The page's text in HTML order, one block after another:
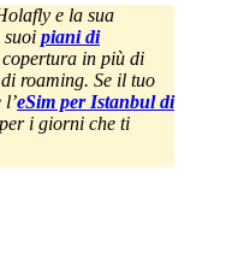
e la sua
suoi piani di
copertura in più di
roaming. Se il tuo
l’eSim per Istanbul di
i giorni che ti